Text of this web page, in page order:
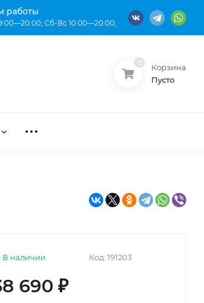
работы
Сб-Вс 10:00—20:00;
Корзина
Пусто
Код: 191203
В наличии
690 ₽